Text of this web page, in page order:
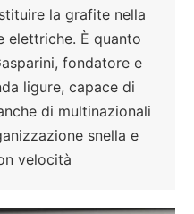
la grafite nella
elettriche. È quanto
fondatore e
ligure, capace di
di multinazionali
snella e
velocità